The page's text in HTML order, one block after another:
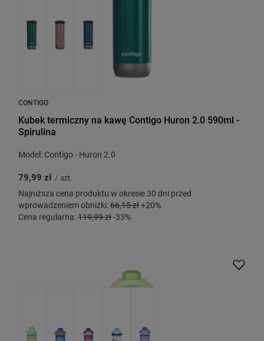
CONTIGO
Kubek termiczny na kawę Contigo Huron 2.0 590ml -
Spirulina
Model: Contigo - Huron 2.0
79,99 zł / szt.
Najniższa cena produktu w okresie 30 dni przed
wprowadzeniem obniżki:66,15 zł+20%
Cena regularna:119,99 zł-33%